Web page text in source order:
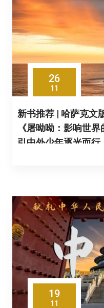
26
11
新书推荐 | 哈萨克文
《屠呦呦：影响世
引中外少年逐光而行
19
11